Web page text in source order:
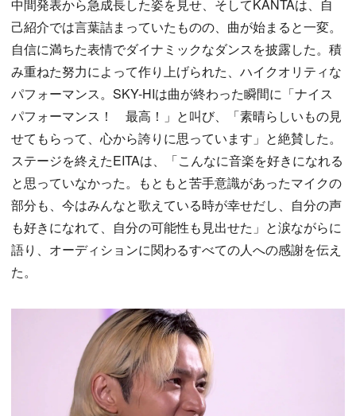
中間発表から急成長した姿を見せ、そしてKANTAは、自
己紹介では言葉詰まっていたものの、曲が始まると一変。
自信に満ちた表情でダイナミックなダンスを披露した。積
み重ねた努力によって作り上げられた、ハイクオリティな
パフォーマンス。SKY-HIは曲が終わった瞬間に「ナイス
パフォーマンス！ 最高！」と叫び、「素晴らしいもの見
せてもらって、心から誇りに思っています」と絶賛した。
ステージを終えたEITAは、「こんなに音楽を好きになれる
と思っていなかった。もともと苦手意識があったマイクの
部分も、今はみんなと歌えている時が幸せだし、自分の声
も好きになれて、自分の可能性も見出せた」と涙ながらに
語り、オーディションに関わるすべての人への感謝を伝え
た。